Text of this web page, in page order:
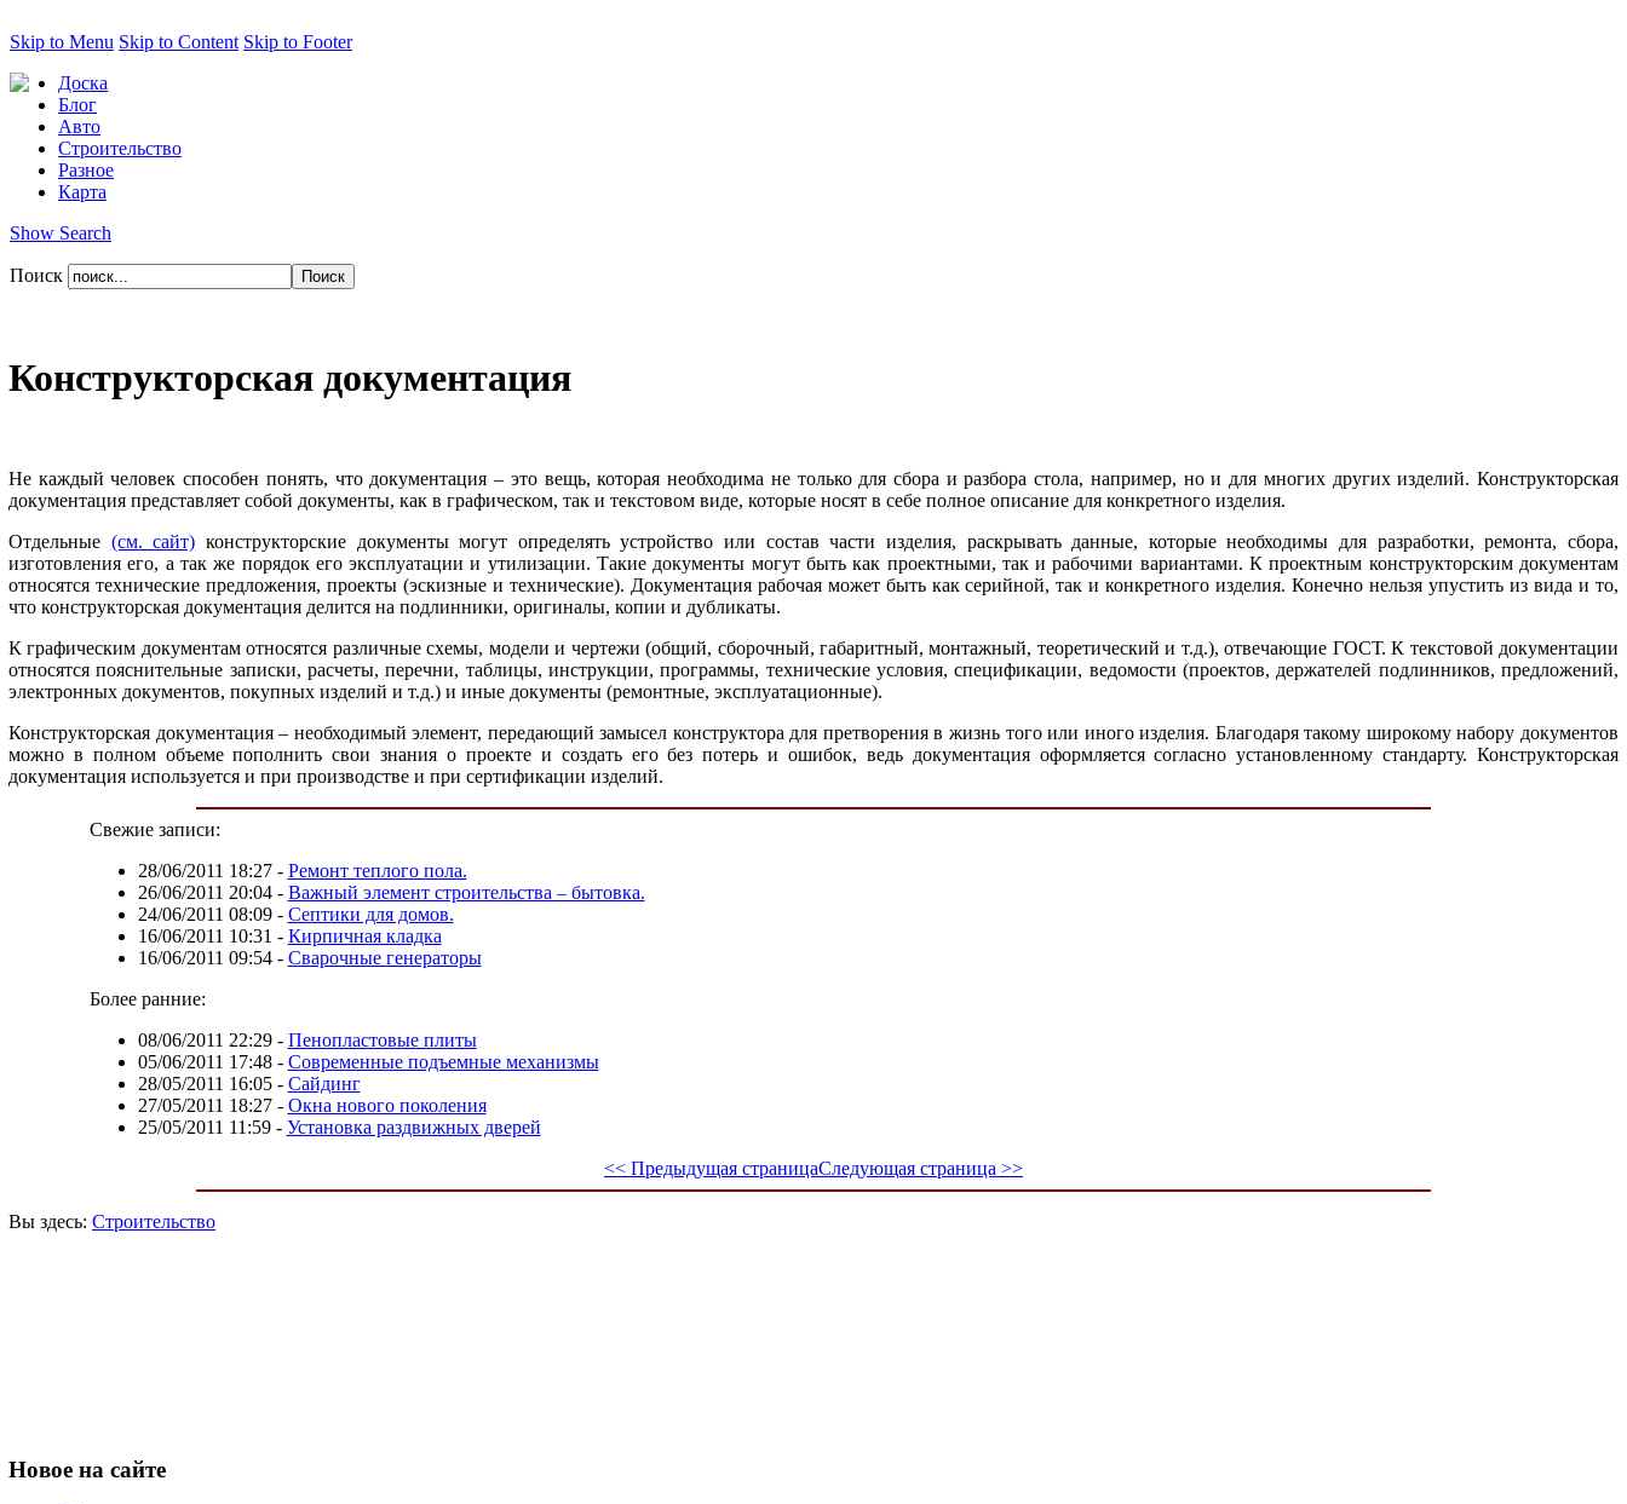
Skip to Menu Skip to Content Skip to Footer
Доска
Блог
Авто
Строительство
Разное
Карта
Show Search
Поиск
Конструкторская документация
Не каждый человек способен понять, что документация – это вещь, которая необходима не только для сбора и разбора стола, например, но и для многих других изделий. Конструкторская
документация представляет собой документы, как в графическом, так и текстовом виде, которые носят в себе полное описание для конкретного изделия.
Отдельные (см. сайт) конструкторские документы могут определять устройство или состав части изделия, раскрывать данные, которые необходимы для разработки, ремонта, сбора,
изготовления его, а так же порядок его эксплуатации и утилизации. Такие документы могут быть как проектными, так и рабочими вариантами. К проектным конструкторским документам
относятся технические предложения, проекты (эскизные и технические). Документация рабочая может быть как серийной, так и конкретного изделия. Конечно нельзя упустить из вида и то,
что конструкторская документация делится на подлинники, оригиналы, копии и дубликаты.
К графическим документам относятся различные схемы, модели и чертежи (общий, сборочный, габаритный, монтажный, теоретический и т.д.), отвечающие ГОСТ. К текстовой документации
относятся пояснительные записки, расчеты, перечни, таблицы, инструкции, программы, технические условия, спецификации, ведомости (проектов, держателей подлинников, предложений,
электронных документов, покупных изделий и т.д.) и иные документы (ремонтные, эксплуатационные).
Конструкторская документация – необходимый элемент, передающий замысел конструктора для претворения в жизнь того или иного изделия. Благодаря такому широкому набору документов
можно в полном объеме пополнить свои знания о проекте и создать его без потерь и ошибок, ведь документация оформляется согласно установленному стандарту. Конструкторская
документация используется и при производстве и при сертификации изделий.
Свежие записи:
28/06/2011 18:27- Ремонт теплого пола.
26/06/2011 20:04- Важный элемент строительства – бытовка.
24/06/2011 08:09- Септики для домов.
16/06/2011 10:31 - Кирпичная кладка
16/06/2011 09:54- Сварочные генераторы
Более ранние:
08/06/2011 22:29- Пенопластовые плиты
05/06/2011 17:48- Современные подъемные механизмы
28/05/2011 16:05- Сайдинг
27/05/2011 18:27- Окна нового поколения
25/05/2011 11:59- Установка раздвижных дверей
<< Предыдущая страницаСледующая страница >>
Вы здесь: Строительство
Новое на сайте